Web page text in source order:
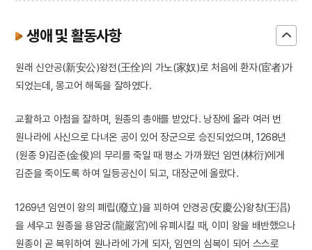
생애 및 활동사항
원래 신안공(新安公)왕전(王佺)의 가노(家奴)로 처음에 환자(宦者)가
되었는데, 몽고어 해독을 잘하였다.
교활하고 아첨을 잘하며, 원종의 총애를 받았다. 낭장에 올라 여러 번
원나라에 사신으로 다녀온 공이 있어 장군으로 승진되었으며, 1268년
(원종 9)김준(金俊)의 무리를 죽일 때 평소 가까웠던 임연(林衍)에게
김준을 죽이도록 하여 일등공신이 되고, 대장군에 올랐다.
1269년 임연이 왕의 폐립(廢立)을 꾀하여 안경공(安慶公)왕창(王淐)
을 세우고 원종을 용암궁(龍巖宮)에 유폐시킬 때, 이미 왕을 배반했으나
원종이 곧 복위하여 원나라에 가게 되자, 임연의 심복이 되어 스스로